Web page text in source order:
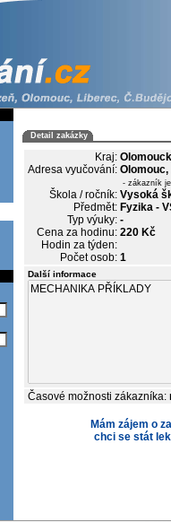
Detail zakázky
Kraj:
Adresa vyučování:
- zákazník
Škola / ročník: Vysoká
Předmět: Fyzika -
Typ výuky: -
Cena za hodinu: 220 Kč
Hodin za týden:
Počet osob: 1
Další informace
Časové možnosti zákazníka:
Mám zájem o
chci se stát